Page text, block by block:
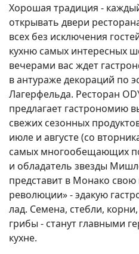
Хорошая традиция -
открывать двери
всех без исключения
кухню самых интересных
вечерами вас ждет
в антураже декораций по
Лагерфельда. Ресторан
предлагает гастрономию
свежих сезонных
июле и августе (со
самых многообещающих
и обладатель звезды
представит в Монако
революции» - эдакую
лад. Семена, стебли,
грибы - станут главными
кухне.